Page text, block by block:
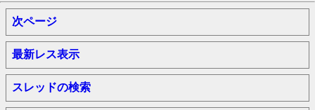
次ページ
最新レス表示
スレッドの検索